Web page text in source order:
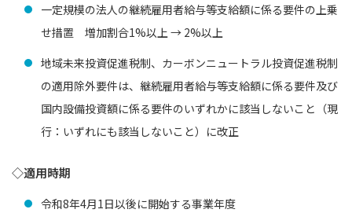
一定規模の法人の継続雇用者給与等支給額に係る要件の上乗
せ措置 増加割合1%以上 → 2%以上
地域未来投資促進税制、カーボンニュートラル投資促進税制
の適用除外要件は、継続雇用者給与等支給額に係る要件及び
国内設備投資額に係る要件のいずれかに該当しないこと（現
行：いずれにも該当しないこと）に改正
◇適用時期
令和8年4月1日以後に開始する事業年度